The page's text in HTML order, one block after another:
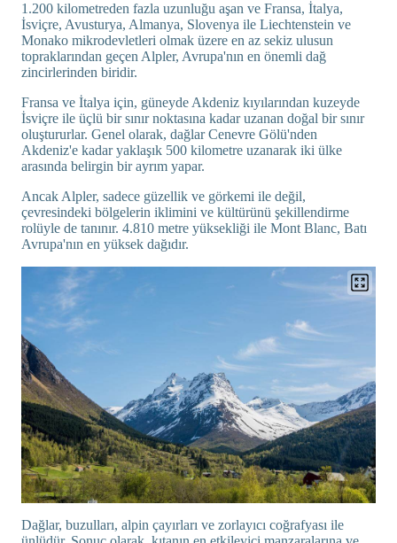
1.200 kilometreden fazla uzunluğu aşan ve Fransa, İtalya,
İsviçre, Avusturya, Almanya, Slovenya ile Liechtenstein ve
Monako mikrodevletleri olmak üzere en az sekiz ulusun
topraklarından geçen Alpler, Avrupa'nın en önemli dağ
zincirlerinden biridir.
Fransa ve İtalya için, güneyde Akdeniz kıyılarından kuzeyde
İsviçre ile üçlü bir sınır noktasına kadar uzanan doğal bir sınır
oluştururlar. Genel olarak, dağlar Cenevre Gölü'nden
Akdeniz'e kadar yaklaşık 500 kilometre uzanarak iki ülke
arasında belirgin bir ayrım yapar.
Ancak Alpler, sadece güzellik ve görkemi ile değil,
çevresindeki bölgelerin iklimini ve kültürünü şekillendirme
rolüyle de tanınır. 4.810 metre yüksekliği ile Mont Blanc, Batı
Avrupa'nın en yüksek dağıdır.
Dağlar, buzulları, alpin çayırları ve zorlayıcı coğrafyası ile